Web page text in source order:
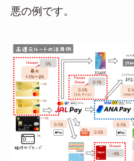
悪の例です。